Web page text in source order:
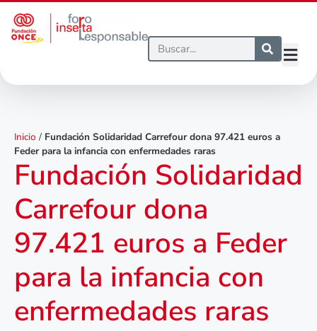
Inicio / Fundación Solidaridad Carrefour dona 97.421 euros a
Feder para la infancia con enfermedades raras
Fundación Solidaridad
Carrefour dona
97.421 euros a Feder
para la infancia con
enfermedades raras